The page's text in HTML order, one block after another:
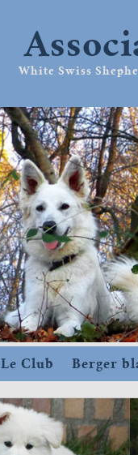
White Swiss
Le Club Berger